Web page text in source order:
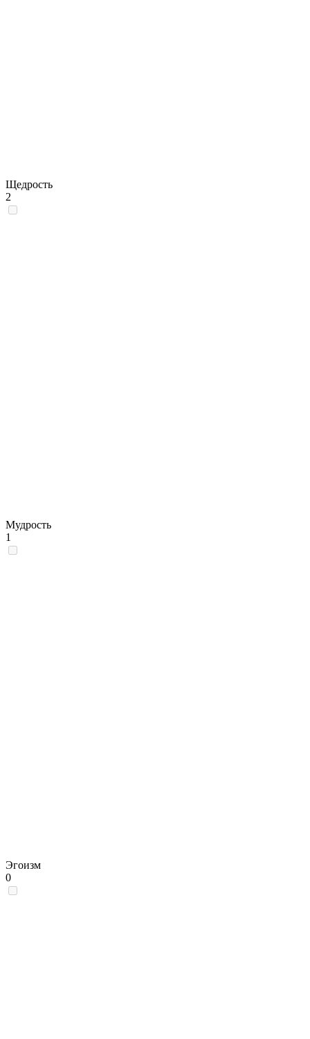
Щедрость
2
Мудрость
1
Эгоизм
0